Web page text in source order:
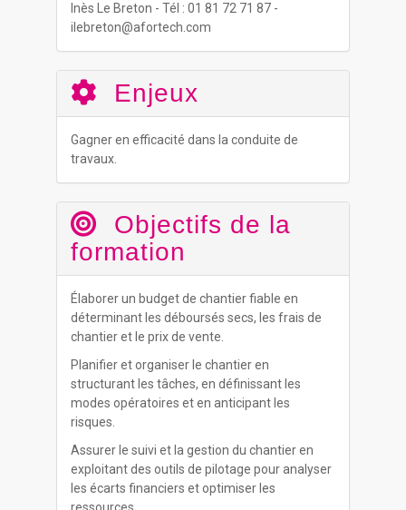
Inès Le Breton - Tél : 01 81 72 71 87 -
ilebreton@afortech.com
Enjeux
Gagner en efficacité dans la conduite de
travaux.
Objectifs de la
formation
Élaborer un budget de chantier fiable en
déterminant les déboursés secs, les frais de
chantier et le prix de vente.
Planifier et organiser le chantier en
structurant les tâches, en définissant les
modes opératoires et en anticipant les
risques.
Assurer le suivi et la gestion du chantier en
exploitant des outils de pilotage pour analyser
les écarts financiers et optimiser les